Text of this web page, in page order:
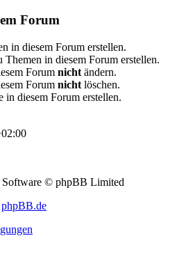
Forum
in diesem Forum erstellen.
Themen in diesem Forum erstellen.
Forum nicht ändern.
Forum nicht löschen.
in diesem Forum erstellen.
© phpBB Limited
phpBB.de